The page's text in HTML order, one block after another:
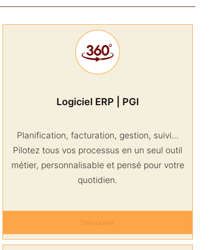
Logiciel ERP | PGI
Planification, facturation, gestion, suivi…
Pilotez tous vos processus en un seul outil
métier, personnalisable et pensé pour votre
quotidien.
Découvrir